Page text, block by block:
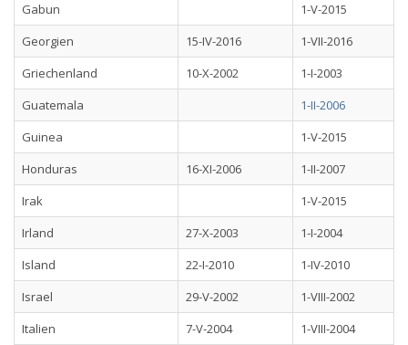
Gabun
1-V-2015
Georgien
15-IV-2016
1-VII-2016
Griechenland
10-X-2002
1-I-2003
Guatemala
1-II-2006
Guinea
1-V-2015
Honduras
16-XI-2006
1-II-2007
Irak
1-V-2015
Irland
27-X-2003
1-I-2004
Island
22-I-2010
1-IV-2010
Israel
29-V-2002
1-VIII-2002
Italien
7-V-2004
1-VIII-2004